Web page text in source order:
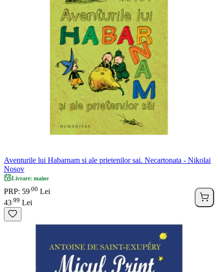
Aventurile lui Habarnam si ale prietenilor sai. Necartonata - Nikolai
Nosov
Livrare: maine
PRP: 59 00 Lei
43 99 Lei